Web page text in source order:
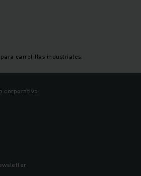
carretillas industriales.
corporativa